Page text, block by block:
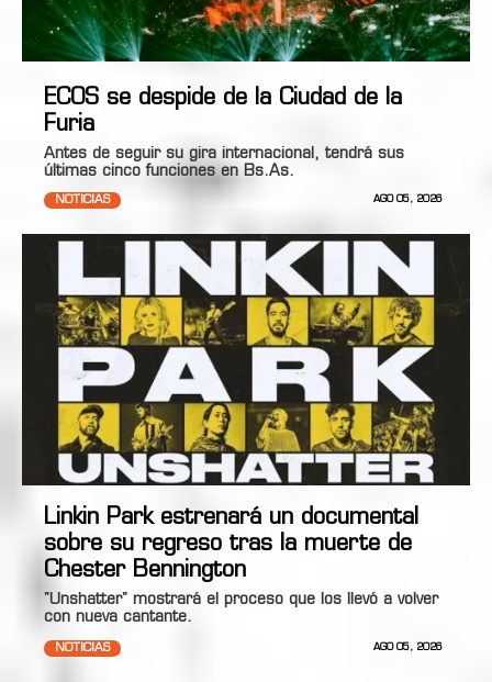
ECOS se despide de la Ciudad de la
Furia
Antes de seguir su gira internacional, tendrá sus
últimas cinco funciones en Bs.As.
NOTICIAS AGO 05, 2026
Linkin Park estrenará un documental
sobre su regreso tras la muerte de
Chester Bennington
"Unshatter" mostrará el proceso que los llevó a volver
con nueva cantante.
NOTICIAS AGO 05, 2026